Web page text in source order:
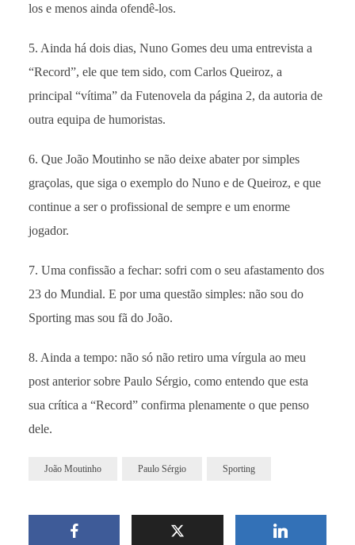
los e menos ainda ofendê-los.
5. Ainda há dois dias, Nuno Gomes deu uma entrevista a
“Record”, ele que tem sido, com Carlos Queiroz, a
principal “vítima” da Futenovela da página 2, da autoria de
outra equipa de humoristas.
6. Que João Moutinho se não deixe abater por simples
graçolas, que siga o exemplo do Nuno e de Queiroz, e que
continue a ser o profissional de sempre e um enorme
jogador.
7. Uma confissão a fechar: sofri com o seu afastamento dos
23 do Mundial. E por uma questão simples: não sou do
Sporting mas sou fã do João.
8. Ainda a tempo: não só não retiro uma vírgula ao meu
post anterior sobre Paulo Sérgio, como entendo que esta
sua crítica a “Record” confirma plenamente o que penso
dele.
João Moutinho Paulo Sérgio Sporting